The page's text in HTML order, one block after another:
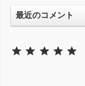
最近のコメント